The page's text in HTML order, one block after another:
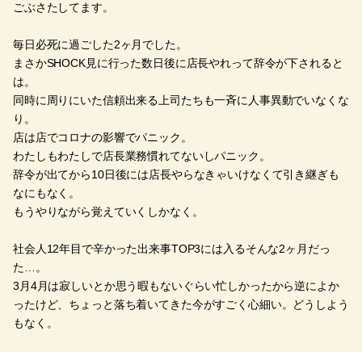
ごぶさたしてます。
毎日必死に過ごした2ヶ月でした。
まさかSHOCK見に行った数日後に店長やれって辞令が下されると
は。
同時に周りにいた信頼出来る上司たちも一斉に人事異動でいなくな
り。
店は店でコロナの影響でパニック。
わたしもわたしで店長業務慣れてないしパニック。
辞令が出てから10日後には店長やらなきゃいけなくて引き継ぎも
なにもなく。
もうやりながら覚えていくしかなく。
社会人12年目で辛かった出来事TOP3には入るそんな2ヶ月だっ
た…。
3月4月は寂しいとか思う暇もないぐらい忙しかったから逆によか
ったけど、ちょっと落ち着いてきた今がすごく心細い。どうしよう
もなく。